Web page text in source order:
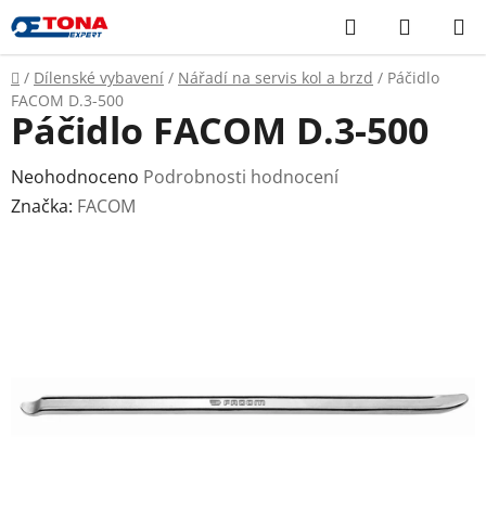
Přejít
na
obsah
Hledat
KOŠÍK
Domů
/ Dílenské vybavení / Nářadí na servis kol a brzd / Páčidlo
FACOM D.3-500
Páčidlo FACOM D.3-500
Průměrné
hodnocení
Neohodnoceno Podrobnosti hodnocení
Značka: FACOM